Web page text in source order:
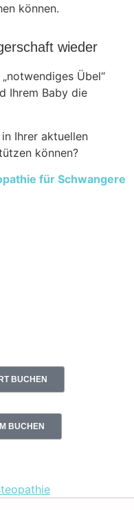
können.
wieder
Übel“
Ihrem Baby die
Ihrer aktuellen
können?
für Schwangere
BUCHEN
BUCHEN